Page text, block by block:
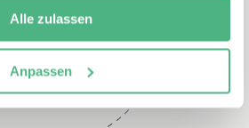
Alle zulassen
Anpassen
Montag – Freitag:
nach individueller